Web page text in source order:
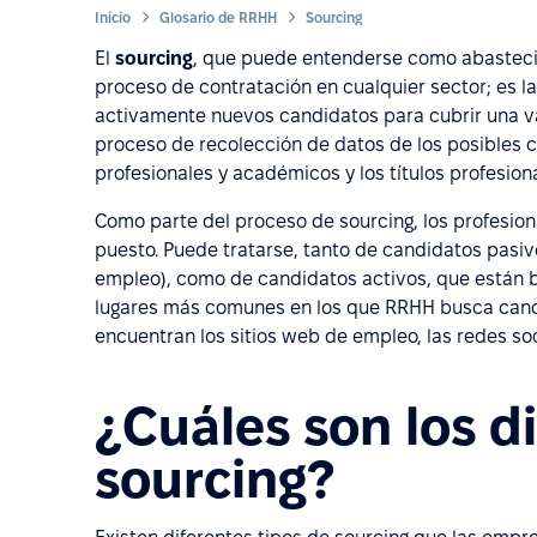
Inicio Glosario de RRHH Sourcing
El sourcing, que puede entenderse como
proceso de contratación en cualquier sector; es
activamente nuevos candidatos para cubrir una
proceso de recolección de datos de los posibles
profesionales y académicos y los títulos
Como parte del proceso de sourcing, los
puesto. Puede tratarse, tanto de candidatos
empleo), como de candidatos activos, que están
lugares más comunes en los que RRHH busca
encuentran los sitios web de empleo, las redes
¿Cuáles son los
sourcing?